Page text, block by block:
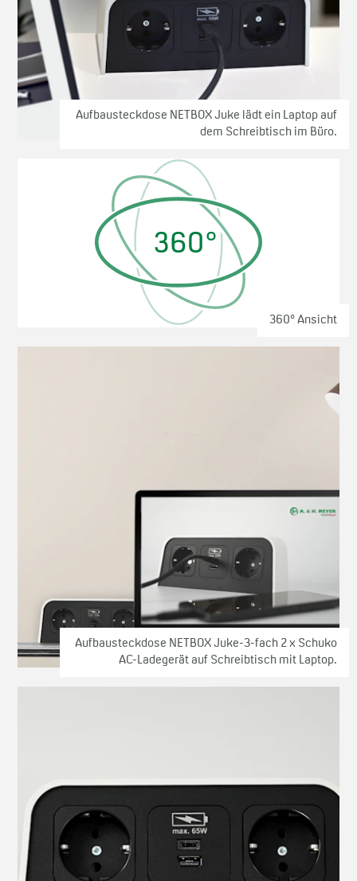
360° Ansicht
Aufbausteckdose NETBOX Juke lädt ein Laptop auf
dem Schreibtisch im Büro.
Aufbausteckdose NETBOX Juke-3-fach 2 x Schuko
AC-Ladegerät auf Schreibtisch mit Laptop.